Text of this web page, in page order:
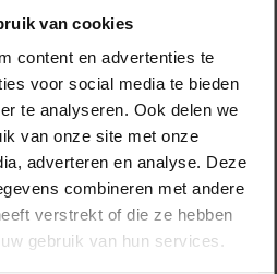
van cookies
content en advertenties te
voor social media te bieden
te analyseren. Ook delen we
van onze site met onze
adverteren en analyse. Deze
combineren met andere
verstrekt of die ze hebben
gebruik van hun services.